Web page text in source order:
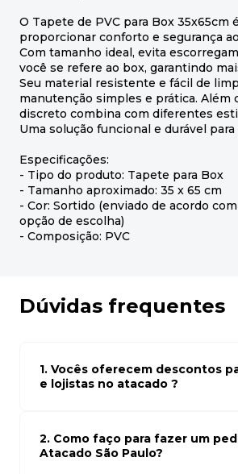
O Tapete de PVC para Box 35x65cm
proporcionar conforto e segurança
Com tamanho ideal, evita
você se refere ao box, garantindo
Seu material resistente e fácil de
manutenção simples e prática. Além
discreto combina com diferentes
Uma solução funcional e durável para
Especificações:
- Tipo do produto: Tapete para Box
- Tamanho aproximado: 35 x 65 cm
- Cor: Sortido (enviado de acordo
opção de escolha)
- Composição: PVC
Dúvidas frequentes
1. Vocês oferecem descontos
e lojistas no atacado ?
atacado empresas e compre com os
para seu modelo de negócio
2. Como faço para fazer um
Atacado São Paulo?